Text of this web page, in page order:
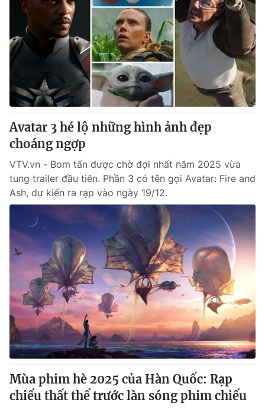
Avatar 3 hé lộ những hình ảnh đẹp
choáng ngợp
VTV.vn - Bom tấn được chờ đợi nhất năm 2025 vừa
tung trailer đầu tiên. Phần 3 có tên gọi Avatar: Fire and
Ash, dự kiến ra rạp vào ngày 19/12.
Mùa phim hè 2025 của Hàn Quốc: Rạp
chiếu thất thế trước làn sóng phim chiếu